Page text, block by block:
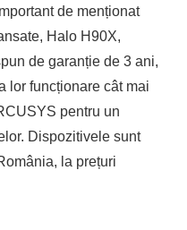
de menționat
Halo H90X,
de garanție de 3 ani,
lor funcționare cât mai
pentru un
Dispozitivele sunt
la prețuri